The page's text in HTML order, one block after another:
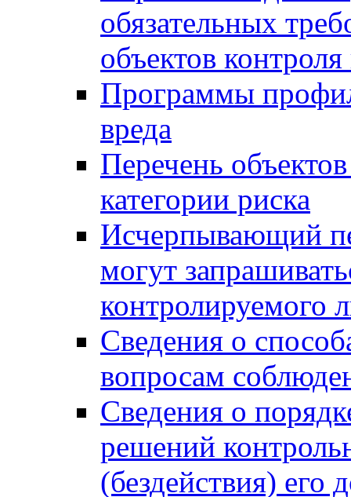
обязательных
объектов
Программы
вреда
Перечень
категории риска
Исчерпывающий
могут
контролируемого
Сведения о
вопросам
Сведения о
решений
(бездействия)